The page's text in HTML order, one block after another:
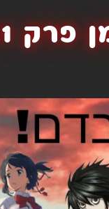
11